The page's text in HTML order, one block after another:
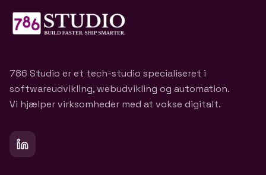
786 Studio er et tech-studio specialiseret i
softwareudvikling, webudvikling og automation.
Vi hjælper virksomheder med at vokse digitalt.